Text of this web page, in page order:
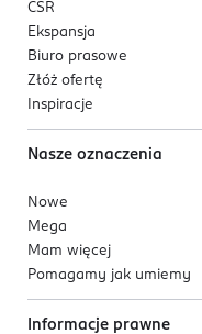
CSR
Ekspansja
Biuro prasowe
Złóż ofertę
Inspiracje
Nasze oznaczenia
Nowe
Mega
Mam więcej
Pomagamy jak umiemy
Informacje prawne